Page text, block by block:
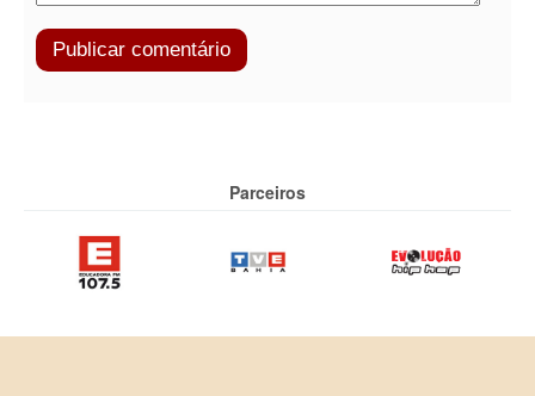
Parceiros